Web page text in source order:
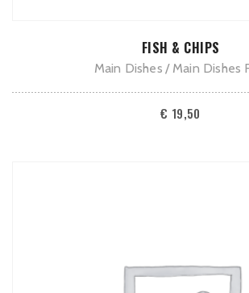
TOEVOEGEN AAN
FISH & CHIPS
Main Dishes Main Dishes
€ 19,50